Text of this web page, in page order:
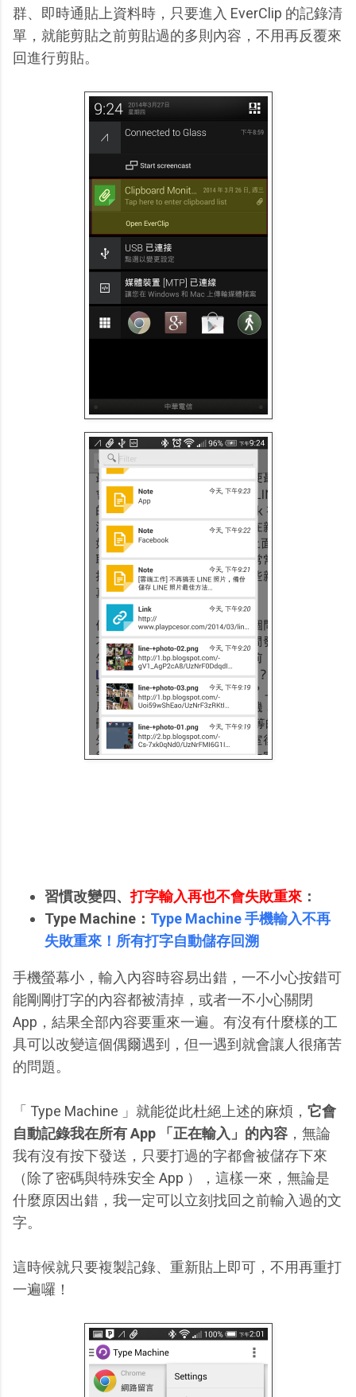
群、即時通貼上資料時，只要進入 EverClip 的記錄清
單，就能剪貼之前剪貼過的多則內容，不用再反覆來
回進行剪貼。
習慣改變四、打字輸入再也不會失敗重來 ：
Type Machine： Type Machine 手機輸入不再
失敗重來！所有打字自動儲存回溯
手機螢幕小，輸入內容時容易出錯，一不小心按錯可
能剛剛打字的內容都被清掉，或者一不小心關閉
App，結果全部內容要重來一遍。有沒有什麼樣的工
具可以改變這個偶爾遇到，但一遇到就會讓人很痛苦
的問題。
「 Type Machine 」就能從此杜絕上述的麻煩， 它會
自動記錄我在所有 App 「正在輸入」的內容 ，無論
我有沒有按下發送，只要打過的字都會被儲存下來
（除了密碼與特殊安全 App ），這樣一來，無論是
什麼原因出錯，我一定可以立刻找回之前輸入過的文
字。
這時候就只要複製記錄、重新貼上即可，不用再重打
一遍囉！